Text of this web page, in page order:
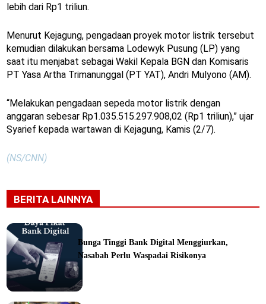
lebih dari Rp1 triliun.
Menurut Kejagung, pengadaan proyek motor listrik tersebut
kemudian dilakukan bersama Lodewyk Pusung (LP) yang
saat itu menjabat sebagai Wakil Kepala BGN dan Komisaris
PT Yasa Artha Trimanunggal (PT YAT), Andri Mulyono (AM).
“Melakukan pengadaan sepeda motor listrik dengan
anggaran sebesar Rp1.035.515.297.908,02 (Rp1 triliun),” ujar
Syarief kepada wartawan di Kejagung, Kamis (2/7).
(NS/CNN)
BERITA LAINNYA
Bunga Tinggi Bank Digital Menggiurkan,
Nasabah Perlu Waspadai Risikonya